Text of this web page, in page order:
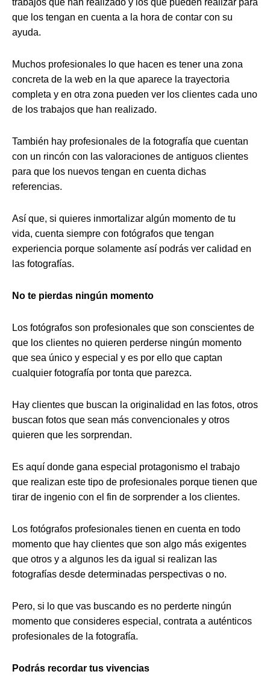
que los tengan en cuenta a la hora de contar con su
ayuda.
Muchos profesionales lo que hacen es tener una zona
concreta de la web en la que aparece la trayectoria
completa y en otra zona pueden ver los clientes cada uno
de los trabajos que han realizado.
También hay profesionales de la fotografía que cuentan
con un rincón con las valoraciones de antiguos clientes
para que los nuevos tengan en cuenta dichas
referencias.
Así que, si quieres inmortalizar algún momento de tu
vida, cuenta siempre con fotógrafos que tengan
experiencia porque solamente así podrás ver calidad en
las fotografías.
No te pierdas ningún momento
Los fotógrafos son profesionales que son conscientes de
que los clientes no quieren perderse ningún momento
que sea único y especial y es por ello que captan
cualquier fotografía por tonta que parezca.
Hay clientes que buscan la originalidad en las fotos, otros
buscan fotos que sean más convencionales y otros
quieren que les sorprendan.
Es aquí donde gana especial protagonismo el trabajo
que realizan este tipo de profesionales porque tienen que
tirar de ingenio con el fin de sorprender a los clientes.
Los fotógrafos profesionales tienen en cuenta en todo
momento que hay clientes que son algo más exigentes
que otros y a algunos les da igual si realizan las
fotografías desde determinadas perspectivas o no.
Pero, si lo que vas buscando es no perderte ningún
momento que consideres especial, contrata a auténticos
profesionales de la fotografía.
Podrás recordar tus vivencias